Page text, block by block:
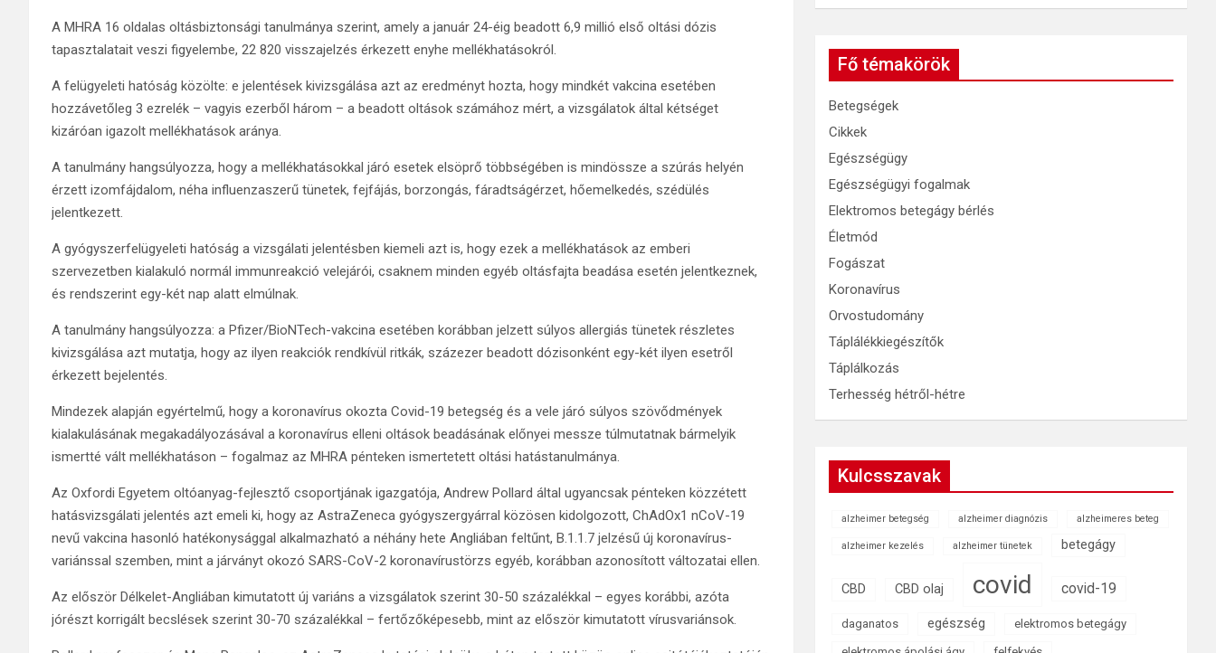
A MHRA 16 oldalas oltásbiztonsági tanulmánya szerint, amely a január 24-éig beadott 6,9 millió első oltási dózis
tapasztalatait veszi figyelembe, 22 820 visszajelzés érkezett enyhe mellékhatásokról.
A felügyeleti hatóság közölte: e jelentések kivizsgálása azt az eredményt hozta, hogy mindkét vakcina esetében
hozzávetőleg 3 ezrelék – vagyis ezerből három – a beadott oltások számához mért, a vizsgálatok által kétséget
kizáróan igazolt mellékhatások aránya.
A tanulmány hangsúlyozza, hogy a mellékhatásokkal járó esetek elsöprő többségében is mindössze a szúrás helyén
érzett izomfájdalom, néha influenzaszerű tünetek, fejfájás, borzongás, fáradtságérzet, hőemelkedés, szédülés
jelentkezett.
A gyógyszerfelügyeleti hatóság a vizsgálati jelentésben kiemeli azt is, hogy ezek a mellékhatások az emberi
szervezetben kialakuló normál immunreakció velejárói, csaknem minden egyéb oltásfajta beadása esetén jelentkeznek,
és rendszerint egy-két nap alatt elmúlnak.
A tanulmány hangsúlyozza: a Pfizer/BioNTech-vakcina esetében korábban jelzett súlyos allergiás tünetek részletes
kivizsgálása azt mutatja, hogy az ilyen reakciók rendkívül ritkák, százezer beadott dózisonként egy-két ilyen esetről
érkezett bejelentés.
Mindezek alapján egyértelmű, hogy a koronavírus okozta Covid-19 betegség és a vele járó súlyos szövődmények
kialakulásának megakadályozásával a koronavírus elleni oltások beadásának előnyei messze túlmutatnak bármelyik
ismertté vált mellékhatáson – fogalmaz az MHRA pénteken ismertetett oltási hatástanulmánya.
Az Oxfordi Egyetem oltóanyag-fejlesztő csoportjának igazgatója, Andrew Pollard által ugyancsak pénteken közzétett
hatásvizsgálati jelentés azt emeli ki, hogy az AstraZeneca gyógyszergyárral közösen kidolgozott, ChAdOx1 nCoV-19
nevű vakcina hasonló hatékonysággal alkalmazható a néhány hete Angliában feltűnt, B.1.1.7 jelzésű új koronavírus-
variánssal szemben, mint a járványt okozó SARS-CoV-2 koronavírustörzs egyéb, korábban azonosított változatai ellen.
Az először Délkelet-Angliában kimutatott új variáns a vizsgálatok szerint 30-50 százalékkal – egyes korábbi, azóta
jórészt korrigált becslések szerint 30-70 százalékkal – fertőzőképesebb, mint az először kimutatott vírusvariánsok.
Fő témakörök
Betegségek
Cikkek
Egészségügy
Egészségügyi fogalmak
Elektromos betegágy bérlés
Életmód
Fogászat
Koronavírus
Orvostudomány
Táplálékkiegészítők
Táplálkozás
Terhesség hétről-hétre
Kulcsszavak
alzheimer betegség alzheimer diagnózis alzheimeres beteg
alzheimer kezelés alzheimer tünetek betegágy
CBD CBD olaj covid covid-19
daganatos egészség elektromos betegágy